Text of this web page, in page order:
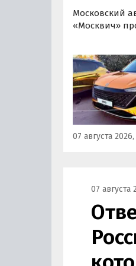
Московский
«Москвич»
которые
на
Москве в
моделей
представлен
кроссовер
07 августа
07 августа